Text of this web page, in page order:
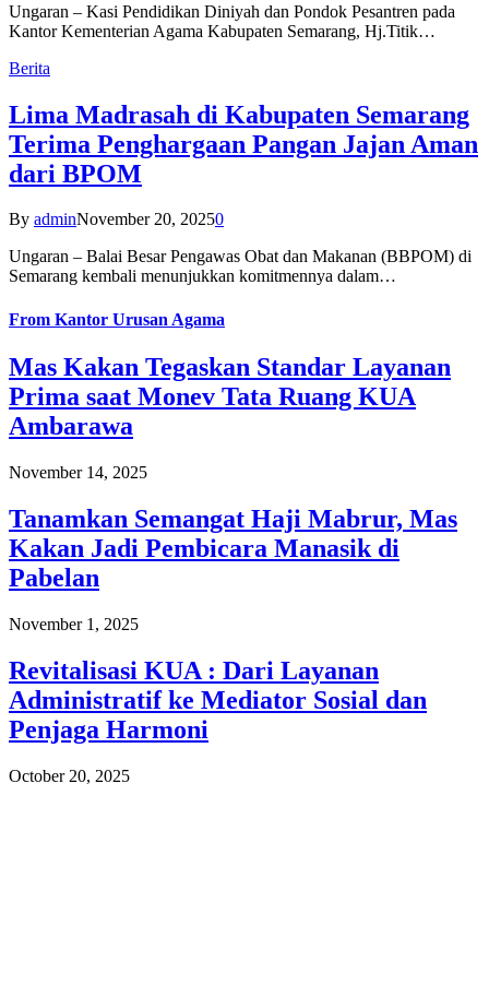
Ungaran – Kasi Pendidikan Diniyah dan Pondok Pesantren pada
Kantor Kementerian Agama Kabupaten Semarang, Hj.Titik…
Berita
Lima Madrasah di Kabupaten Semarang
Terima Penghargaan Pangan Jajan Aman
dari BPOM
By adminNovember 20, 20250
Ungaran – Balai Besar Pengawas Obat dan Makanan (BBPOM) di
Semarang kembali menunjukkan komitmennya dalam…
From Kantor Urusan Agama
Mas Kakan Tegaskan Standar Layanan
Prima saat Monev Tata Ruang KUA
Ambarawa
November 14, 2025
Tanamkan Semangat Haji Mabrur, Mas
Kakan Jadi Pembicara Manasik di
Pabelan
November 1, 2025
Revitalisasi KUA : Dari Layanan
Administratif ke Mediator Sosial dan
Penjaga Harmoni
October 20, 2025